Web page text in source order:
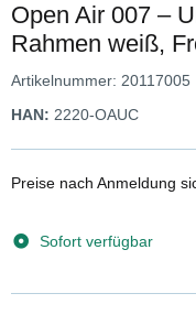
Open Air 007 –
Rahmen weiß,
Artikelnummer: 20117005
HAN: 2220-OAUC
Preise nach Anmeldung
Sofort verfügbar